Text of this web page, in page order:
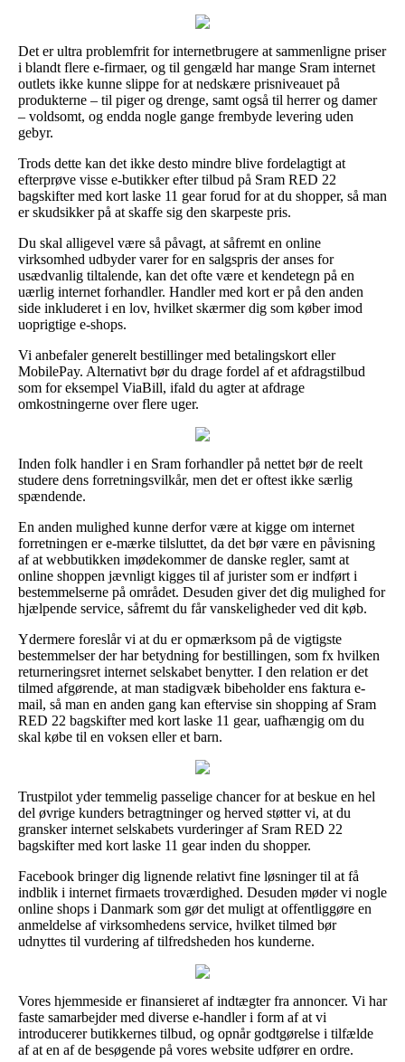
Det er ultra problemfrit for internetbrugere at sammenligne priser
i blandt flere e-firmaer, og til gengæld har mange Sram internet
outlets ikke kunne slippe for at nedskære prisniveauet på
produkterne – til piger og drenge, samt også til herrer og damer
– voldsomt, og endda nogle gange frembyde levering uden
gebyr.
Trods dette kan det ikke desto mindre blive fordelagtigt at
efterprøve visse e-butikker efter tilbud på Sram RED 22
bagskifter med kort laske 11 gear forud for at du shopper, så man
er skudsikker på at skaffe sig den skarpeste pris.
Du skal alligevel være så påvagt, at såfremt en online
virksomhed udbyder varer for en salgspris der anses for
usædvanlig tiltalende, kan det ofte være et kendetegn på en
uærlig internet forhandler. Handler med kort er på den anden
side inkluderet i en lov, hvilket skærmer dig som køber imod
uoprigtige e-shops.
Vi anbefaler generelt bestillinger med betalingskort eller
MobilePay. Alternativt bør du drage fordel af et afdragstilbud
som for eksempel ViaBill, ifald du agter at afdrage
omkostningerne over flere uger.
Inden folk handler i en Sram forhandler på nettet bør de reelt
studere dens forretningsvilkår, men det er oftest ikke særlig
spændende.
En anden mulighed kunne derfor være at kigge om internet
forretningen er e-mærke tilsluttet, da det bør være en påvisning
af at webbutikken imødekommer de danske regler, samt at
online shoppen jævnligt kigges til af jurister som er indført i
bestemmelserne på området. Desuden giver det dig mulighed for
hjælpende service, såfremt du får vanskeligheder ved dit køb.
Ydermere foreslår vi at du er opmærksom på de vigtigste
bestemmelser der har betydning for bestillingen, som fx hvilken
returneringsret internet selskabet benytter. I den relation er det
tilmed afgørende, at man stadigvæk bibeholder ens faktura e-
mail, så man en anden gang kan eftervise sin shopping af Sram
RED 22 bagskifter med kort laske 11 gear, uafhængig om du
skal købe til en voksen eller et barn.
Trustpilot yder temmelig passelige chancer for at beskue en hel
del øvrige kunders betragtninger og herved støtter vi, at du
gransker internet selskabets vurderinger af Sram RED 22
bagskifter med kort laske 11 gear inden du shopper.
Facebook bringer dig lignende relativt fine løsninger til at få
indblik i internet firmaets troværdighed. Desuden møder vi nogle
online shops i Danmark som gør det muligt at offentliggøre en
anmeldelse af virksomhedens service, hvilket tilmed bør
udnyttes til vurdering af tilfredsheden hos kunderne.
Vores hjemmeside er finansieret af indtægter fra annoncer. Vi har
faste samarbejder med diverse e-handler i form af at vi
introducerer butikkernes tilbud, og opnår godtgørelse i tilfælde
af at en af de besøgende på vores website udfører en ordre.